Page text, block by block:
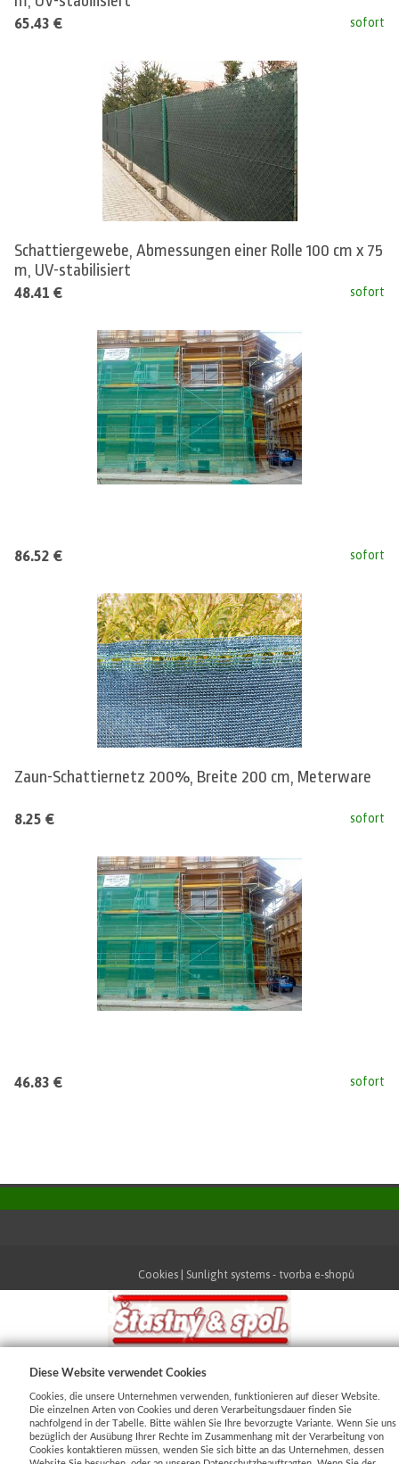
65.43 € sofort
Schattiergewebe, Abmessungen einer Rolle 100 cm x 75
m, UV-stabilisiert
48.41 € sofort
86.52 € sofort
Zaun-Schattiernetz 200%, Breite 200 cm, Meterware
8.25 € sofort
46.83 € sofort
Cookies Sunlight systems - tvorba e-shopů
Diese Website verwendet Cookies
Cookies, die unsere Unternehmen verwenden, funktionieren auf dieser Website.
Die einzelnen Arten von Cookies und deren Verarbeitungsdauer finden Sie
nachfolgend in der Tabelle. Bitte wählen Sie Ihre bevorzugte Variante. Wenn Sie uns
bezüglich der Ausübung Ihrer Rechte im Zusammenhang mit der Verarbeitung von
Cookies kontaktieren müssen, wenden Sie sich bitte an das Unternehmen, dessen